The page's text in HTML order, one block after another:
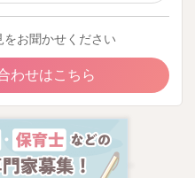
お聞かせください
わせはこちら